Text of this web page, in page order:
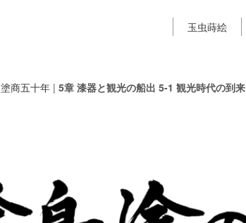
玉虫蒔絵
塗商五十年| 5章 漆器と観光の船出 5-1 観光時代の到来